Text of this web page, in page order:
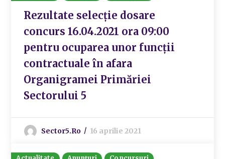
Rezultate selecție dosare
concurs 16.04.2021 ora 09:00
pentru ocuparea unor funcții
contractuale în afara
Organigramei Primăriei
Sectorului 5
Sector5.ro 16 aprilie 2021